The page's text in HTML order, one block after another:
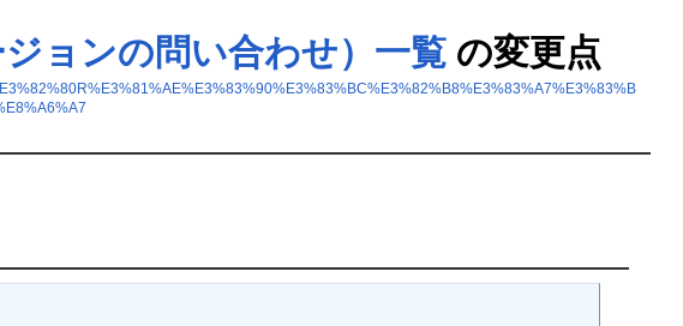
ョンの問い合わせ）一覧の変更点